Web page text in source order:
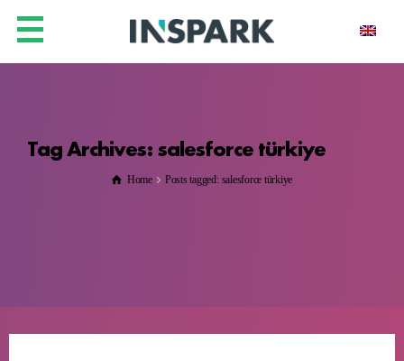
Tag Archives: salesforce türkiye
Home Posts tagged: salesforce türkiye